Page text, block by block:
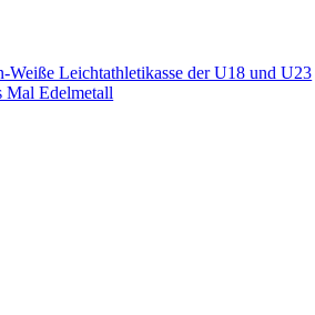
Weiße Leichtathletikasse der U18 und U23
Mal Edelmetall